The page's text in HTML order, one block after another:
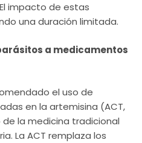
impacto de estas
una duración limitada.
a medicamentos
el uso de
en la artemisina (ACT,
la medicina tradicional
La ACT remplaza los